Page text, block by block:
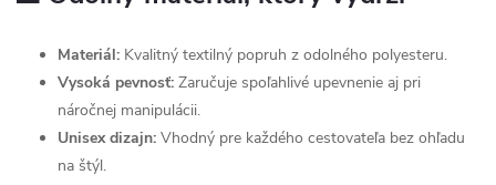
Materiál: Kvalitný textilný popruh z odolného polyesteru.
Vysoká pevnosť: Zaručuje spoľahlivé upevnenie aj pri
náročnej manipulácii.
Unisex dizajn: Vhodný pre každého cestovateľa bez ohľadu
na štýl.